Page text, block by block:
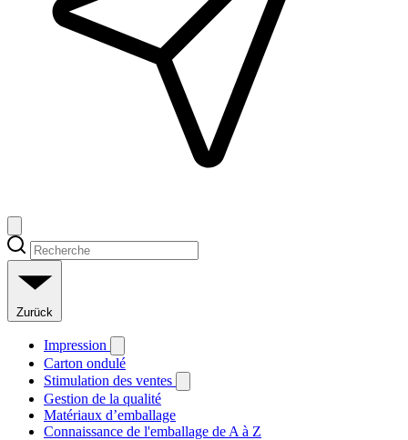
Zurück
Impression
Carton ondulé
Stimulation des ventes
Gestion de la qualité
Matériaux d’emballage
Connaissance de l'emballage de A à Z